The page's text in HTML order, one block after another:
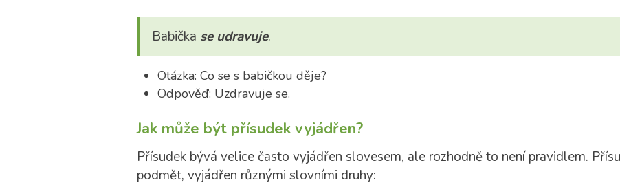
Babička se udravuje.
Otázka: Co se s babičkou děje?
Odpověď: Uzdravuje se.
Jak může být přísudek vyjádřen?
Přísudek bývá velice často vyjádřen slovesem, ale rozhodně to není pravidlem.
podmět, vyjádřen různými slovními druhy: